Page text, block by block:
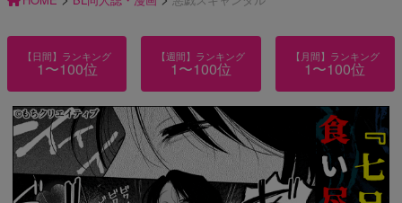
【日間】ランキング
1〜100位
【週間】ランキング
1〜100位
【月間】ランキング
1〜100位